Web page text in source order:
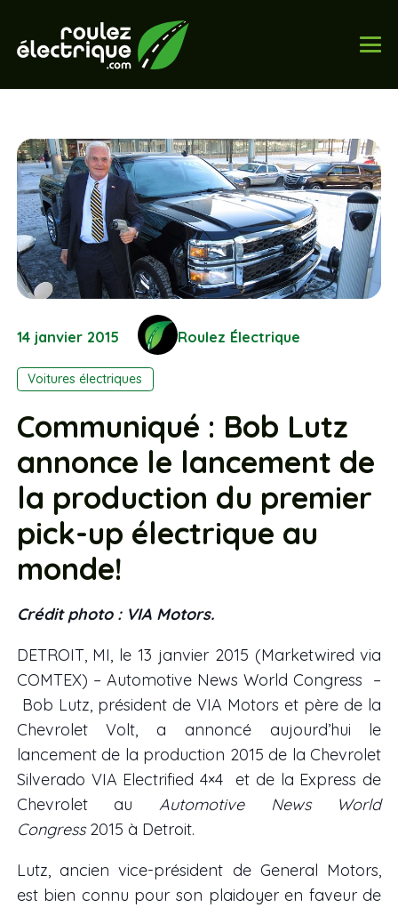
14 janvier 2015 Roulez Électrique
Voitures électriques
Communiqué : Bob Lutz
annonce le lancement de
la production du premier
pick-up électrique au
monde!
Crédit photo : VIA Motors.
DETROIT, MI, le 13 janvier 2015 (Marketwired via
COMTEX) – Automotive News World Congress –
Bob Lutz, président de VIA Motors et père de la
Chevrolet Volt, a annoncé aujourd’hui le
lancement de la production 2015 de la Chevrolet
Silverado VIA Electrified 4×4 et de la Express de
Chevrolet au Automotive News World
Congress2015 à Detroit.
Lutz, ancien vice-président de General Motors,
est bien connu pour son plaidoyer en faveur de